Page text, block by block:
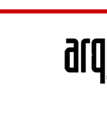
Skip to main content